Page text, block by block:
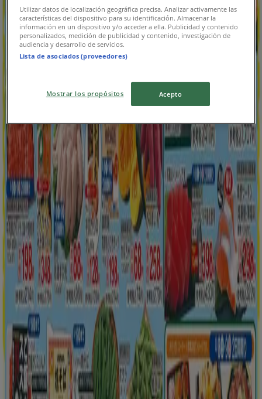
平和堂
あなたのための特別オファー
新規
平和堂
あなたのための私たちの最高のオファー
8/12 日まで有効 川崎市
広告
新規
Utilizar datos de localización geográfica precisa. Analizar activamente las
características del dispositivo para su identificación. Almacenar la
información en un dispositivo y/o acceder a ella. Publicidad y contenido
personalizados, medición de publicidad y contenido, investigación de
audiencia y desarrollo de servicios.
Lista de asociados (proveedores)
Mostrar los propósitos Acepto